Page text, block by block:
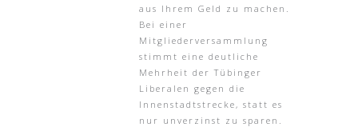
aus Ihrem Geld zu machen.
Bei einer
Mitgliederversammlung
stimmt eine deutliche
Mehrheit der Tübinger
Liberalen gegen die
Innenstadtstrecke, statt es
nur unverzinst zu sparen.